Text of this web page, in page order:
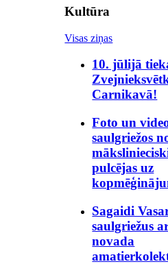
Kultūra
Visas ziņas
10. jūlijā
Carnikavā!
Foto un
saulgriežos
pulcējas uz
Sagaidi
saulgriežus
novada